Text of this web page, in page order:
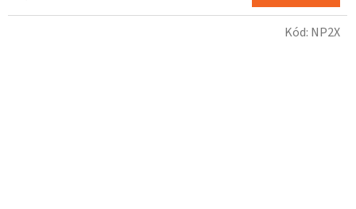
Kód: NP2X